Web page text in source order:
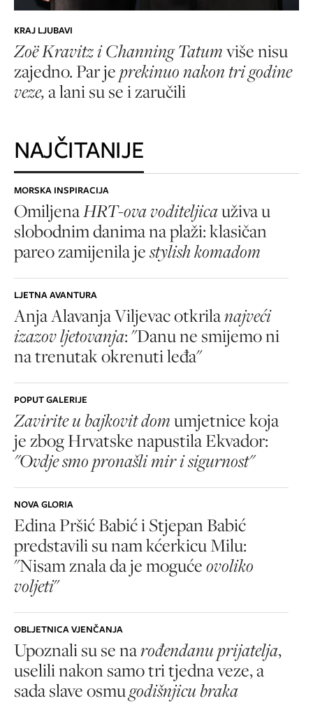
KRAJ LJUBAVI
Zoë Kravitz i Channing Tatumviše nisu
zajedno. Par jeprekinuo nakon tri godine
veze,a lani su se i zaručili
NAJČITANIJE
MORSKA INSPIRACIJA
OmiljenaHRT-ova voditeljicauživa u
slobodnim danima na plaži: klasičan
pareo zamijenila jestylish komadom
LJETNA AVANTURA
Anja Alavanja Viljevac otkrilanajveći
izazov ljetovanja: "Danu ne smijemo ni
na trenutak okrenuti leđa"
POPUT GALERIJE
Zavirite u bajkovit domumjetnice koja
je zbog Hrvatske napustila Ekvador:
"Ovdje smo pronašli mir i sigurnost"
NOVA GLORIA
Edina Pršić Babić i Stjepan Babić
predstavili su nam kćerkicu Milu:
"Nisam znala da je mogućeovoliko
voljeti"
OBLJETNICA VJENČANJA
Upoznali su se narođendanu prijatelja,
uselili nakon samo tri tjedna veze, a
sada slave osmugodišnjicu braka